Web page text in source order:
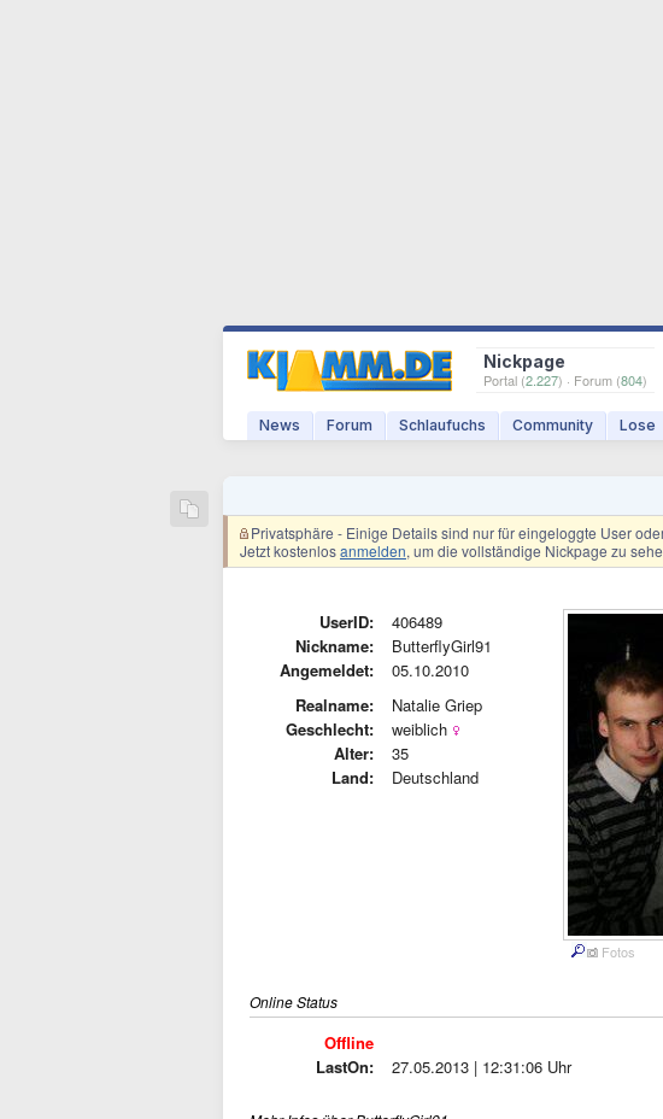
Nickpage
Portal (2.227) · Forum (804)
News Forum Schlaufuchs Community Lose
Privatsphäre - Einige Details sind nur für eingeloggte User
Jetzt kostenlosanmelden, um die vollständige Nickpage zu
UserID:
406489
Nickname:
ButterflyGirl91
Angemeldet:
05.10.2010
Realname:
Natalie Griep
Geschlecht:
weiblich
Alter:
35
Land:
Deutschland
Fotos
Online Status
Offline
LastOn:
27.05.2013 | 12:31:06 Uhr